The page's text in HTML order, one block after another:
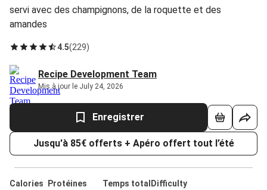
servi avec des champignons, de la roquette et des
amandes
4.5(229)
Recipe Development Team
Mis à jour le July 24, 2026
Enregistrer
Jusqu'à 85€ offerts + Apéro offert tout l’été
Calories
Protéines
Temps total Difficulty